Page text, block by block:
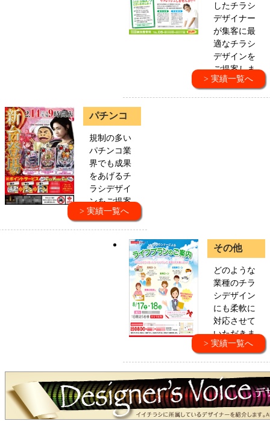
したチラシ
デザイナー
が集客に最
適なチラシ
デザインを
ご提案しま
す。
> 実績一覧へ
パチンコ
規制の多い
パチンコ業
界でも成果
をあげるチ
ラシデザイ
ンをご提案
します。
> 実績一覧へ
その他
どのような
業種のチラ
シデザイン
にも柔軟に
対応させて
いただきま
す。
> 実績一覧へ